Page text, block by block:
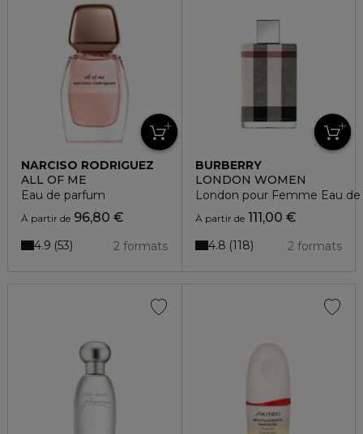
NARCISO RODRIGUEZ
ALL OF ME
Eau de parfum
À partir de 96,80 €
2 formats
4.9 53
BURBERRY
LONDON WOMEN
London pour Femme Eau
À partir de111,00 €
2 formats
4.8 118